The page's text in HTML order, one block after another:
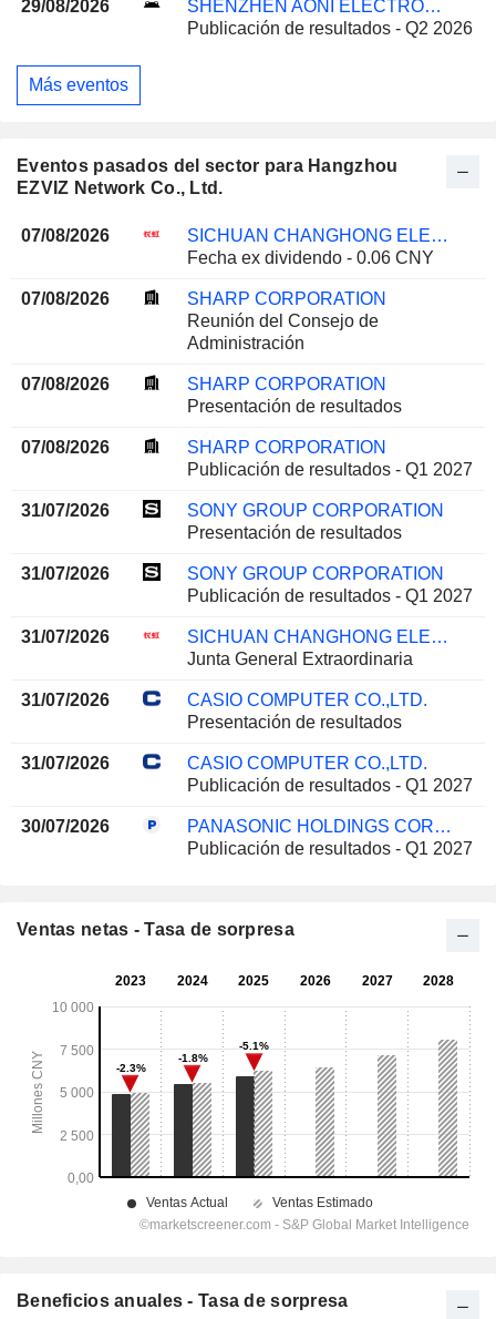
29/08/2026
SHENZHEN AONI ELECTRONIC CO., LTD.
Publicación de resultados - Q2 2026
Más eventos
Eventos pasados del sector para Hangzhou
EZVIZ Network Co., Ltd.
07/08/2026
SICHUAN CHANGHONG ELECTRIC CO.,LTD.
Fecha ex dividendo - 0.06 CNY
07/08/2026
SHARP CORPORATION
Reunión del Consejo de
Administración
07/08/2026
SHARP CORPORATION
Presentación de resultados
07/08/2026
SHARP CORPORATION
Publicación de resultados - Q1 2027
31/07/2026
SONY GROUP CORPORATION
Presentación de resultados
31/07/2026
SONY GROUP CORPORATION
Publicación de resultados - Q1 2027
31/07/2026
SICHUAN CHANGHONG ELECTRIC CO.,LTD.
Junta General Extraordinaria
31/07/2026
CASIO COMPUTER CO.,LTD.
Presentación de resultados
31/07/2026
CASIO COMPUTER CO.,LTD.
Publicación de resultados - Q1 2027
30/07/2026
PANASONIC HOLDINGS CORPORATION
Publicación de resultados - Q1 2027
Ventas netas - Tasa de sorpresa
Beneficios anuales - Tasa de sorpresa